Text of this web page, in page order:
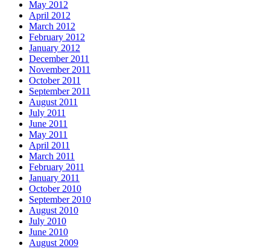
May 2012
April 2012
March 2012
February 2012
January 2012
December 2011
November 2011
October 2011
September 2011
August 2011
July 2011
June 2011
May 2011
April 2011
March 2011
February 2011
January 2011
October 2010
September 2010
August 2010
July 2010
June 2010
August 2009